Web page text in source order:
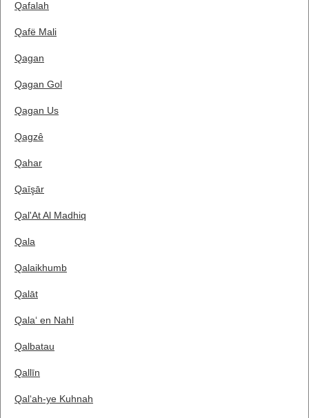
Qafalah
Qafë Mali
Qagan
Qagan Gol
Qagan Us
Qagzê
Qahar
Qaīşār
Qal'At Al Madhiq
Qala
Qalaikhumb
Qalāt
Qala‘ en Nahl
Qalbatau
Qallīn
Qal‘ah-ye Kuhnah